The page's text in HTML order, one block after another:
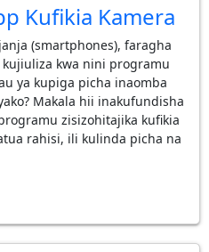
Kufikia Kamera
(smartphones), faragha
kujiuliza kwa nini programu
ya kupiga picha inaomba
Makala hii inakufundisha
zisizohitajika kufikia
rahisi, ili kulinda picha na